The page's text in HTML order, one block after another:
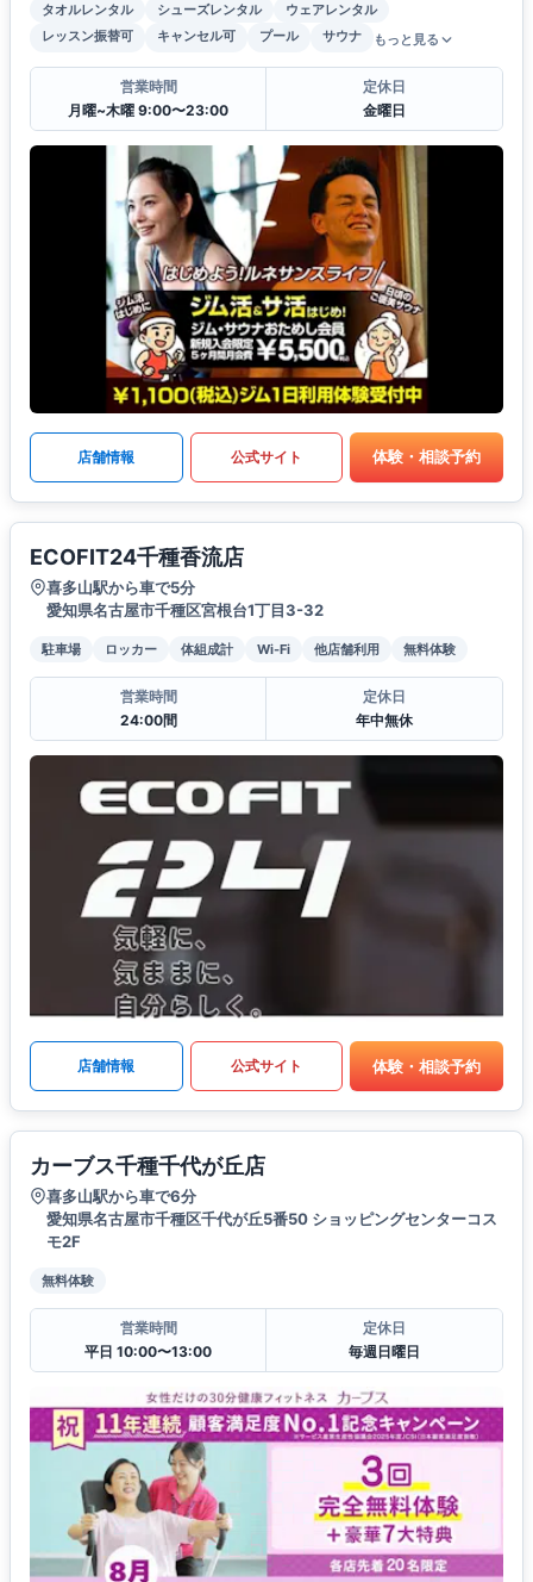
タオルレンタル シューズレンタル
ウェアレンタル
レッスン振替可
キャンセル可 プール サウナ もっと見る
営業時間
月曜~木曜 9:00〜23:00
定休日
金曜日
店舗情報 公式サイト 体験・相談予約
ECOFIT24千種香流店
喜多山駅から車で5分
愛知県名古屋市千種区宮根台1丁目3-32
駐車場 ロッカー 体組成計 Wi-Fi 他店舗利用 無料体験
営業時間
24:00間
定休日
年中無休
店舗情報 公式サイト 体験・相談予約
カーブス千種千代が丘店
喜多山駅から車で6分
愛知県名古屋市千種区千代が丘5番50 ショッピングセンターコス
モ2F
無料体験
営業時間
平日 10:00〜13:00
定休日
毎週日曜日